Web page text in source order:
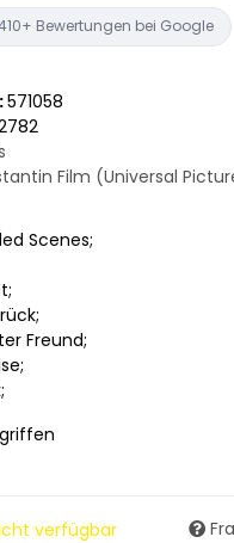
Bewertungen bei Google
571058
Film (Universal
Scenes;
Freund;
verfügbar